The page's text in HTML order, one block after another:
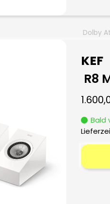
Dolby
KEF
R8
Bald